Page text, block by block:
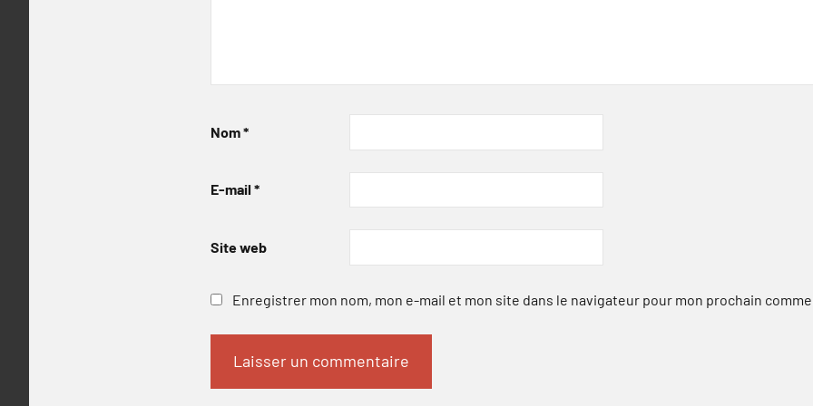
Nom*
E-mail *
Site web
Enregistrer mon nom, mon e-mail et mon site dans le navigateur pour mon prochain